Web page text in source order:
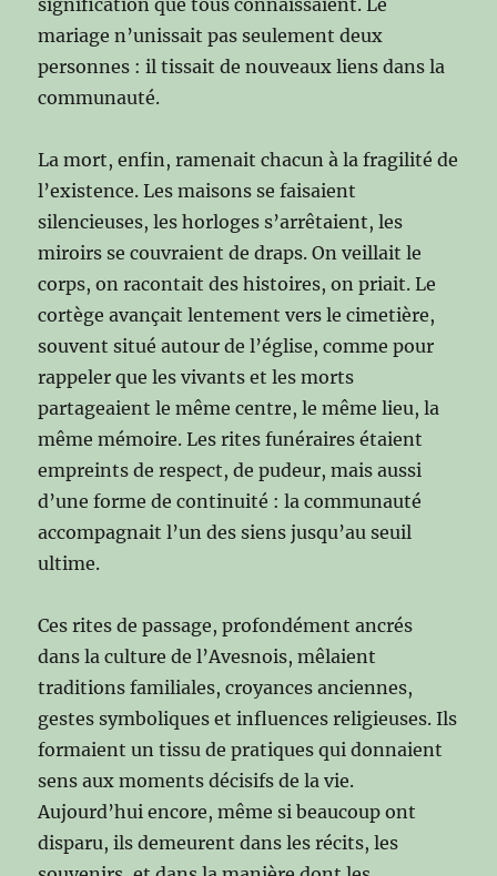
mariage n’unissait pas seulement deux
personnes : il tissait de nouveaux liens dans la
communauté.
La mort, enfin, ramenait chacun à la fragilité de
l’existence. Les maisons se faisaient
silencieuses, les horloges s’arrêtaient, les
miroirs se couvraient de draps. On veillait le
corps, on racontait des histoires, on priait. Le
cortège avançait lentement vers le cimetière,
souvent situé autour de l’église, comme pour
rappeler que les vivants et les morts
partageaient le même centre, le même lieu, la
même mémoire. Les rites funéraires étaient
empreints de respect, de pudeur, mais aussi
d’une forme de continuité : la communauté
accompagnait l’un des siens jusqu’au seuil
ultime.
Ces rites de passage, profondément ancrés
dans la culture de l’Avesnois, mêlaient
traditions familiales, croyances anciennes,
gestes symboliques et influences religieuses. Ils
formaient un tissu de pratiques qui donnaient
sens aux moments décisifs de la vie.
Aujourd’hui encore, même si beaucoup ont
disparu, ils demeurent dans les récits, les